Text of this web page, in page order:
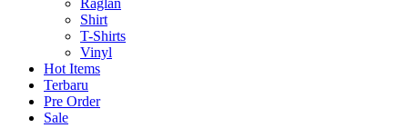
Shirt
T-Shirts
Vinyl
Hot Items
Terbaru
Pre Order
Sale